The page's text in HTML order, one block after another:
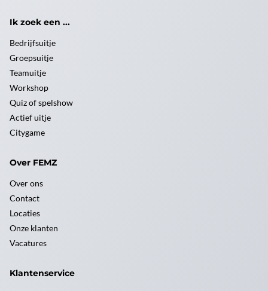
Ik zoek een ...
Bedrijfsuitje
Groepsuitje
Teamuitje
Workshop
Quiz of spelshow
Actief uitje
Citygame
Over FEMZ
Over ons
Contact
Locaties
Onze klanten
Vacatures
Klantenservice